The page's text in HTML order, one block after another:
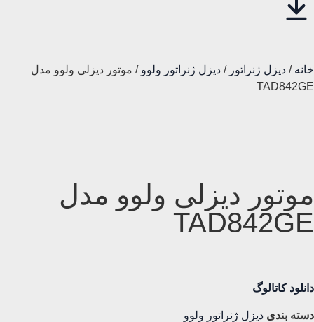
خانه / دیزل ژنراتور / دیزل ژنراتور ولوو / موتور دیزلی ولوو مدل
TAD842GE
موتور دیزلی ولوو مدل
TAD842GE
دانلود کاتالوگ
دسته بندی دیزل ژنراتور ولوو